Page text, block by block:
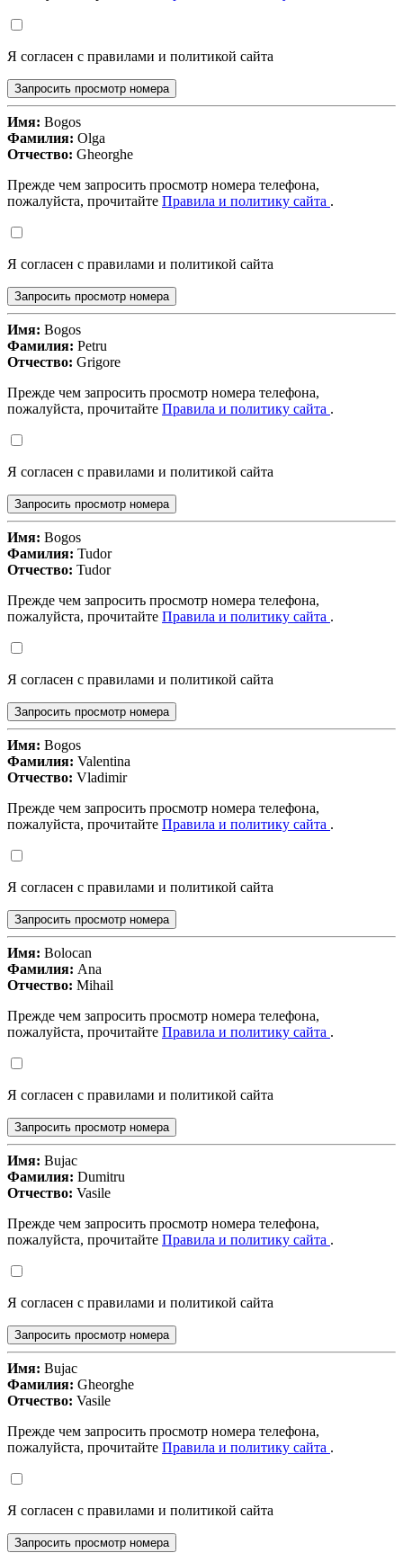
Я согласен с правилами и политикой сайта
Запросить просмотр номера
Имя: Bogos
Фамилия: Olga
Отчество: Gheorghe
Прежде чем запросить просмотр номера телефона,
пожалуйста, прочитайте Правила и политику сайта .
Я согласен с правилами и политикой сайта
Запросить просмотр номера
Имя: Bogos
Фамилия: Petru
Отчество: Grigore
Прежде чем запросить просмотр номера телефона,
пожалуйста, прочитайте Правила и политику сайта .
Я согласен с правилами и политикой сайта
Запросить просмотр номера
Имя: Bogos
Фамилия: Tudor
Отчество: Tudor
Прежде чем запросить просмотр номера телефона,
пожалуйста, прочитайте Правила и политику сайта .
Я согласен с правилами и политикой сайта
Запросить просмотр номера
Имя: Bogos
Фамилия: Valentina
Отчество: Vladimir
Прежде чем запросить просмотр номера телефона,
пожалуйста, прочитайте Правила и политику сайта .
Я согласен с правилами и политикой сайта
Запросить просмотр номера
Имя: Bolocan
Фамилия: Ana
Отчество: Mihail
Прежде чем запросить просмотр номера телефона,
пожалуйста, прочитайте Правила и политику сайта .
Я согласен с правилами и политикой сайта
Запросить просмотр номера
Имя: Bujac
Фамилия: Dumitru
Отчество: Vasile
Прежде чем запросить просмотр номера телефона,
пожалуйста, прочитайте Правила и политику сайта .
Я согласен с правилами и политикой сайта
Запросить просмотр номера
Имя: Bujac
Фамилия: Gheorghe
Отчество: Vasile
Прежде чем запросить просмотр номера телефона,
пожалуйста, прочитайте Правила и политику сайта .
Я согласен с правилами и политикой сайта
Запросить просмотр номера